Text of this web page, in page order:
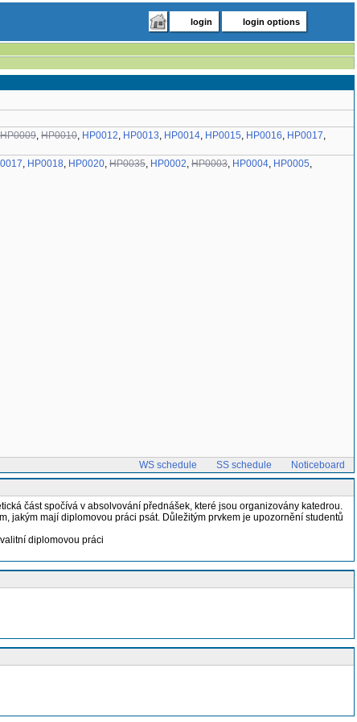
login login options
HP0009, HP0010, HP0012, HP0013, HP0014, HP0015, HP0016, HP0017,
, HP0018, HP0020, HP0035, HP0002, HP0003, HP0004, HP0005,
WS schedule SS schedule
Noticeboard
část spočívá v absolvování přednášek, které jsou organizovány katedrou.
jakým mají diplomovou práci psát. Důležitým prvkem je upozornění studentů
diplomovou práci